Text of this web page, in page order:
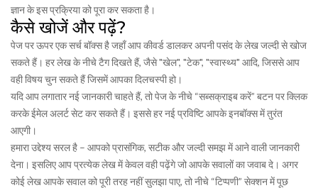
ज्ञान के इस प्रक्रिया को पूरा कर सकता है।
कैसे खोजें और पढ़ें?
पेज पर ऊपर एक सर्च बॉक्स है जहाँ आप कीवर्ड डालकर अपनी पसंद के लेख जल्दी से खोज
सकते हैं। हर लेख के नीचे टैग दिखते हैं, जैसे "खेल", "टेक", "स्वास्थ्य" आदि, जिससे आप
वही विषय चुन सकते हैं जिसमें आपका दिलचस्पी हो।
यदि आप लगातार नई जानकारी चाहते हैं, तो पेज के नीचे “सब्सक्राइब करें” बटन पर क्लिक
करके ईमेल अलर्ट सेट कर सकते हैं। इससे हर नई प्रविष्टि आपके इनबॉक्स में तुरंत
आएगी।
हमारा उद्देश्य सरल है – आपको प्रासंगिक, सटीक और जल्दी समझ में आने वाली जानकारी
देना। इसलिए आप प्रत्येक लेख में केवल वही पढ़ेंगे जो आपके सवालों का जवाब दे। अगर
कोई लेख आपके सवाल को पूरी तरह नहीं सुलझा पाए, तो नीचे “टिप्पणी” सेक्शन में पूछ